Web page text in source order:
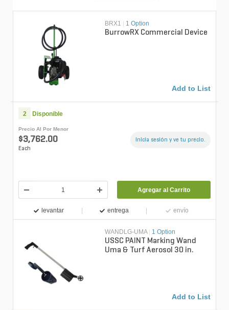
BRX1 1 Option
BurrowRX Commercial Device
Add to List
2 Disponible
Precio Al Por Menor
$3,762.00
Each
Inicia sesión y ve tu precio.
Agregar al Carrito
levantar entrega envío
WANDLG-UMA | 1 Option
USSC PAINT Marking Wand
Uma & Turf Aerosol 30 in.
Add to List